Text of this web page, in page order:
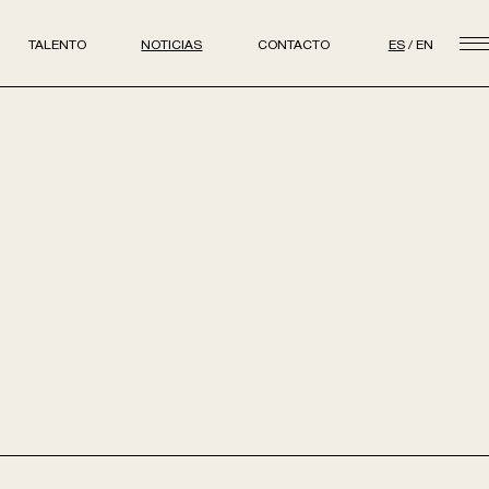
TALENTO NOTICIAS CONTACTO ES EN